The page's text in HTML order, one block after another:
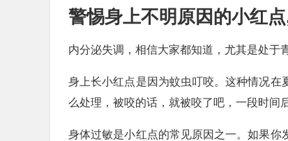
警惕身上不明原因的小红
内分泌失调，相信大家都知道，尤其是处于
身上长小红点是因为蚊虫叮咬。这种情况
么处理，被咬的话，就被咬了吧，一段时间
身体过敏是小红点的常见原因之一。如果